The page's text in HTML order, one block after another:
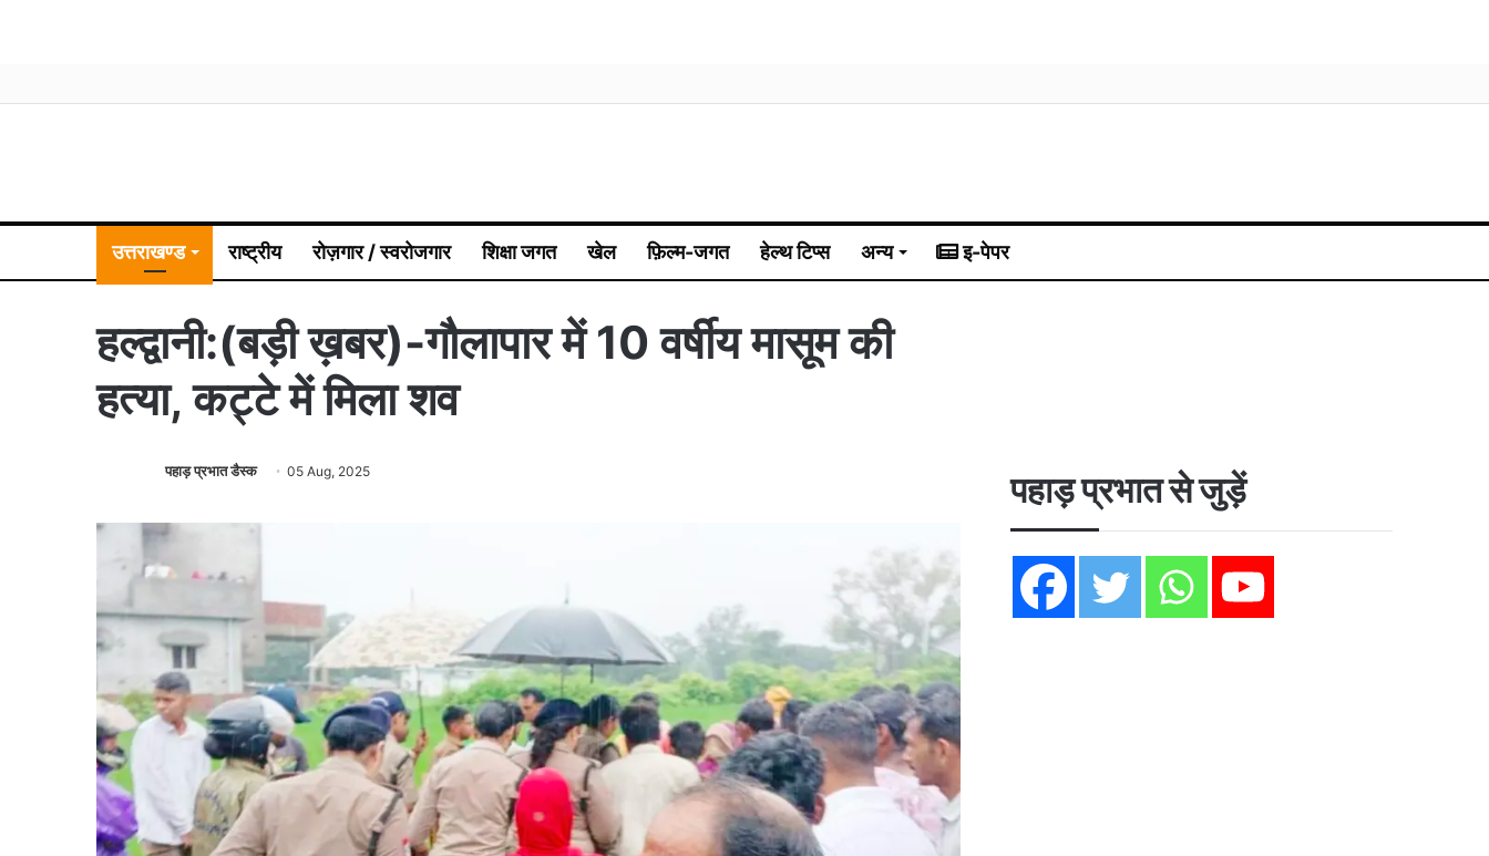
उत्तराखण्ड राष्ट्रीय रोज़गार / स्वरोजगार शिक्षा जगत खेल फ़िल्म-जगत हेल्थ टिप्स अन्य इ-पेपर
हल्द्वानी:(बड़ी ख़बर)-गौलापार में 10 वर्षीय मासूम की
हत्या, कट्टे में मिला शव
पहाड़ प्रभात डैस्क 05 Aug, 2025 पहाड़ प्रभात से जुड़ें